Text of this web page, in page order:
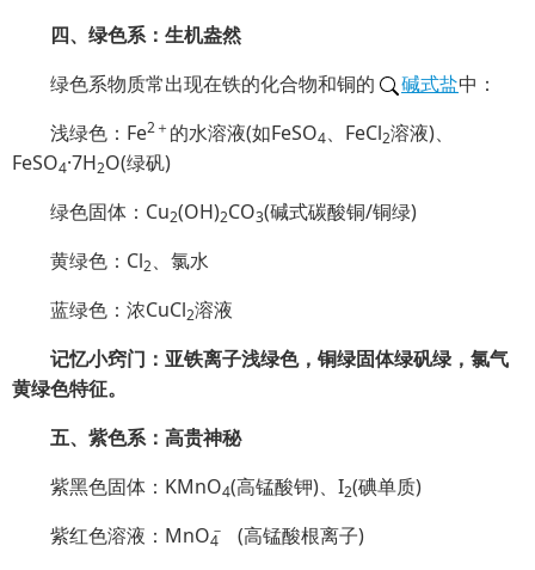
四、绿色系：生机盎然
绿色系物质常出现在铁的化合物和铜的
碱式盐中：
浅绿色：Fe2＋ 的水溶液(如FeSO4、FeCl2溶液)、
FeSO4·7H2O(绿矾)
绿色固体：Cu2(OH)2CO3(碱式碳酸铜/铜绿)
黄绿色：Cl2、氯水
蓝绿色：浓CuCl2溶液
记忆小窍门：亚铁离子浅绿色，铜绿固体绿矾绿，氯气
黄绿色特征。
五、紫色系：高贵神秘
紫黑色固体：KMnO4(高锰酸钾)、I2(碘单质)
紫红色溶液：MnO4
－
(高锰酸根离子)